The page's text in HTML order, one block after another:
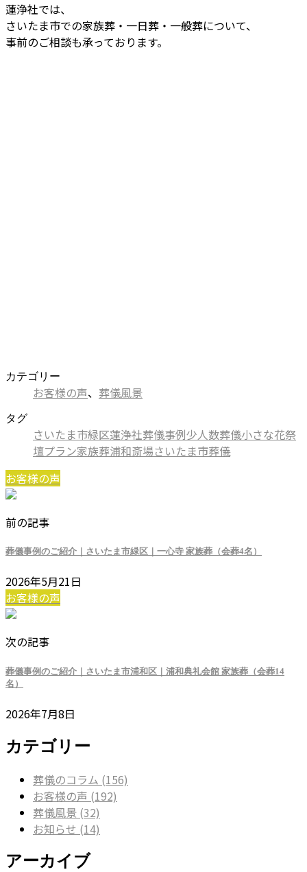
蓮浄社では、
さいたま市での家族葬・一日葬・一般葬について、
事前のご相談も承っております。
カテゴリー
お客様の声、 葬儀風景
タグ
さいたま市緑区蓮浄社葬儀事例少人数葬儀小さな花祭
壇プラン家族葬浦和斎場さいたま市葬儀
お客様の声
前の記事
葬儀事例のご紹介｜さいたま市緑区｜一心寺 家族葬（会葬4名）
2026年5月21日
お客様の声
次の記事
葬儀事例のご紹介｜さいたま市浦和区｜浦和典礼会館 家族葬（会葬14
名）
2026年7月8日
カテゴリー
葬儀のコラム (156)
お客様の声 (192)
葬儀風景 (32)
お知らせ (14)
アーカイブ